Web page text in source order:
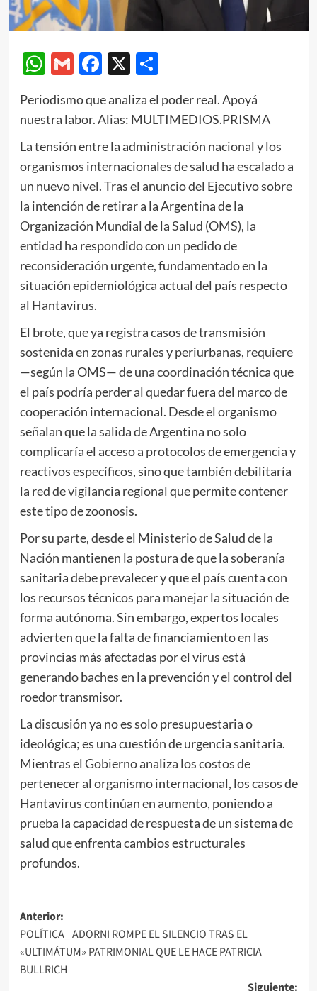
WhatsApp
GmailFacebook
X Compartir
Periodismo que analiza el poder real. Apoyá
nuestra labor. Alias: MULTIMEDIOS.PRISMA
La tensión entre la administración nacional y los
organismos internacionales de salud ha escalado a
un nuevo nivel. Tras el anuncio del Ejecutivo sobre
la intención de retirar a la Argentina de la
Organización Mundial de la Salud (OMS), la
entidad ha respondido con un pedido de
reconsideración urgente, fundamentado en la
situación epidemiológica actual del país respecto
al Hantavirus.
El brote, que ya registra casos de transmisión
sostenida en zonas rurales y periurbanas, requiere
—según la OMS— de una coordinación técnica que
el país podría perder al quedar fuera del marco de
cooperación internacional. Desde el organismo
señalan que la salida de Argentina no solo
complicaría el acceso a protocolos de emergencia y
reactivos específicos, sino que también debilitaría
la red de vigilancia regional que permite contener
este tipo de zoonosis.
Por su parte, desde el Ministerio de Salud de la
Nación mantienen la postura de que la soberanía
sanitaria debe prevalecer y que el país cuenta con
los recursos técnicos para manejar la situación de
forma autónoma. Sin embargo, expertos locales
advierten que la falta de financiamiento en las
provincias más afectadas por el virus está
generando baches en la prevención y el control del
roedor transmisor.
La discusión ya no es solo presupuestaria o
ideológica; es una cuestión de urgencia sanitaria.
Mientras el Gobierno analiza los costos de
pertenecer al organismo internacional, los casos de
Hantavirus continúan en aumento, poniendo a
prueba la capacidad de respuesta de un sistema de
salud que enfrenta cambios estructurales
profundos.
Navegación
de
entradas
Anterior:
POLÍTICA_ ADORNI ROMPE EL SILENCIO TRAS EL
«ULTIMÁTUM» PATRIMONIAL QUE LE HACE PATRICIA
BULLRICH
Siguiente: